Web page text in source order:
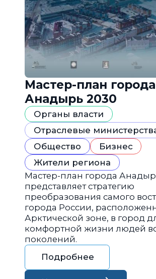
Мастер-план города
Анадырь 2030
Органы власти
Отраслевые
Общество
Бизнес
Жители региона
Мастер-план города
представляет стратегию
преобразования самого
города России,
Арктической зоне, в город
комфортной жизни людей
поколений.
Подробнее